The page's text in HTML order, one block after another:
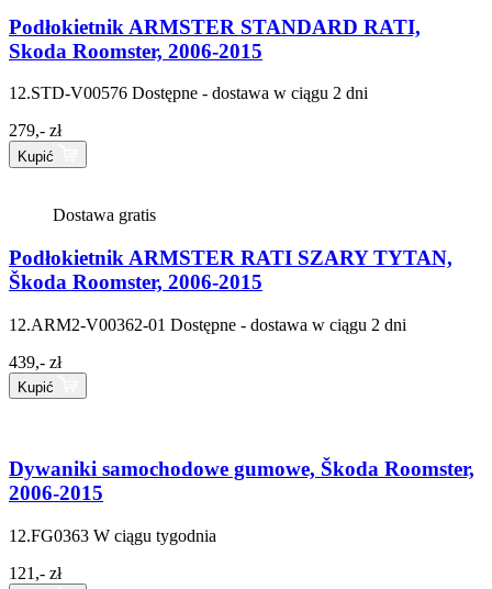
Podłokietnik ARMSTER STANDARD RATI,
Skoda Roomster, 2006-2015
12.STD-V00576 Dostępne - dostawa w ciągu 2 dni
279,- zł
Kupić
Dostawa gratis
Podłokietnik ARMSTER RATI SZARY TYTAN,
Škoda Roomster, 2006-2015
12.ARM2-V00362-01 Dostępne - dostawa w ciągu 2 dni
439,- zł
Kupić
Dywaniki samochodowe gumowe, Škoda Roomster,
2006-2015
12.FG0363 W ciągu tygodnia
121,- zł